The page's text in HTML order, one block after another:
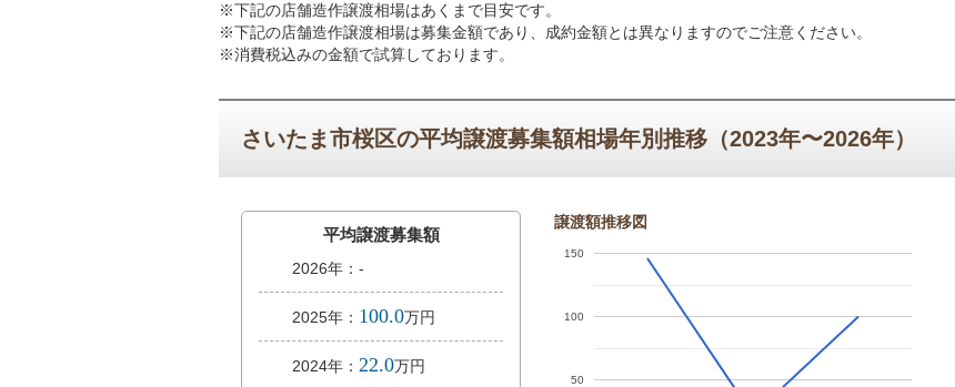
※下記の店舗造作譲渡相場はあくまで目安です。
※下記の店舗造作譲渡相場は募集金額であり、成約金額とは異なりますのでご注意ください。
※消費税込みの金額で試算しております。
さいたま市桜区の平均譲渡募集額相場年別推移（2023年〜2026年）
平均譲渡募集額
2026年：-
2025年： 100.0万円
2024年： 22.0万円
譲渡額推移図
50
100
150